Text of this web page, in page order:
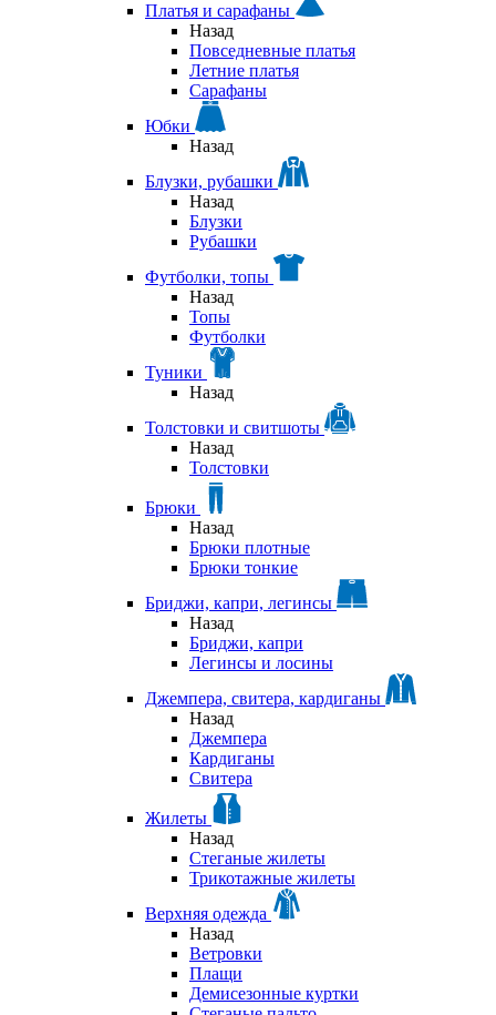
Платья и сарафаны
Назад
Повседневные платья
Летние платья
Сарафаны
Юбки
Назад
Блузки, рубашки
Назад
Блузки
Рубашки
Футболки, топы
Назад
Топы
Футболки
Туники
Назад
Толстовки и свитшоты
Назад
Толстовки
Брюки
Назад
Брюки плотные
Брюки тонкие
Бриджи, капри, легинсы
Назад
Бриджи, капри
Легинсы и лосины
Джемпера, свитера, кардиганы
Назад
Джемпера
Кардиганы
Свитера
Жилеты
Назад
Стеганые жилеты
Трикотажные жилеты
Верхняя одежда
Назад
Ветровки
Плащи
Демисезонные куртки